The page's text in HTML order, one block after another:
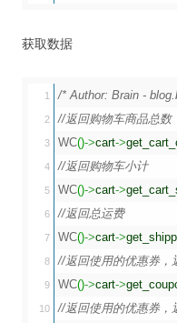
获取数据
1
2
3
4
5
6
7
8
9
10
/* Author: Brain -
//返回购物车商品总数
WC()->cart->
//返回购物车小计
WC()->cart->
//返回总运费
WC()->cart->
//返回使用的优惠券，
WC()->cart->
//返回使用的优惠券，